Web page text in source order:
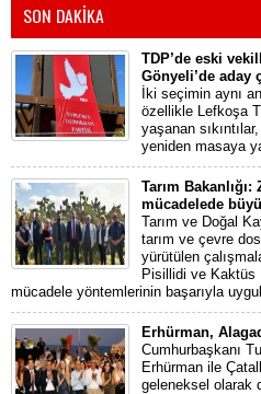
SON DAKİKA
TDP’de eski
Gönyeli’de aday
İki seçimin aynı
özellikle Lefkoşa
yaşanan
yeniden masaya
Tarım Bakanlığı:
mücadelede
Tarım ve Doğal
tarım ve çevre
yürütülen
Pisillidi ve Kaktüs
mücadele yöntemlerinin başarıyla
Erhürman,
Cumhurbaşkanı
Erhürman ile
geleneksel olarak